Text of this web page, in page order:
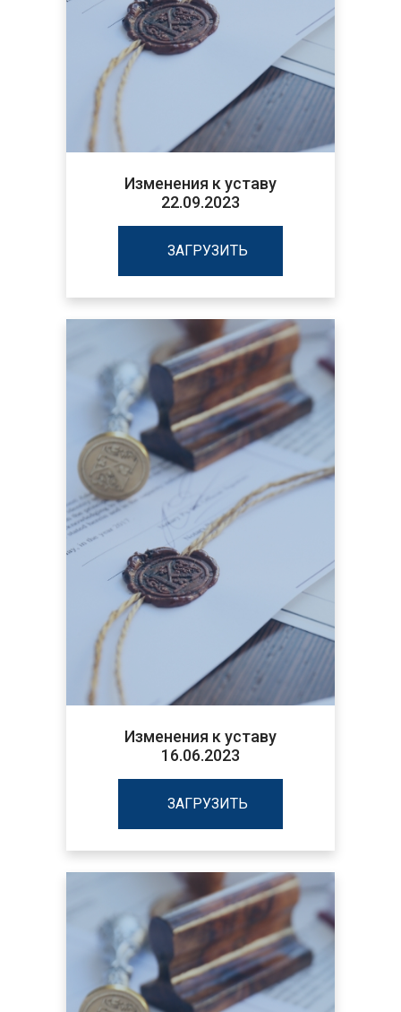
Изменения к уставу
22.09.2023
ЗАГРУЗИТЬ
Изменения к уставу
16.06.2023
ЗАГРУЗИТЬ